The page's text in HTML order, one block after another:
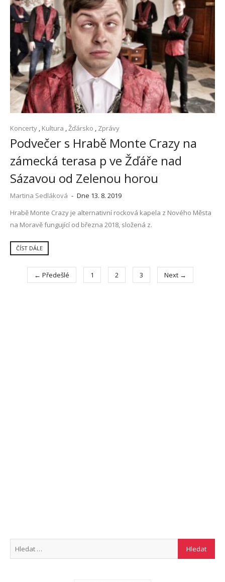
Koncerty Kultura Žďársko Zprávy
Podvečer s Hrabě Monte Crazy na
zámecká terasa p ve Žďáře nad
Sázavou od Zelenou horou
Martina Sedláková - Dne 13. 8. 2019
Hrabě Monte Crazy je alternativní rocková kapela z Nového Města
na Moravě fungující od března 2018, složená z.
ČÍST DÁLE
← Předešlé 1 2 3 Next →